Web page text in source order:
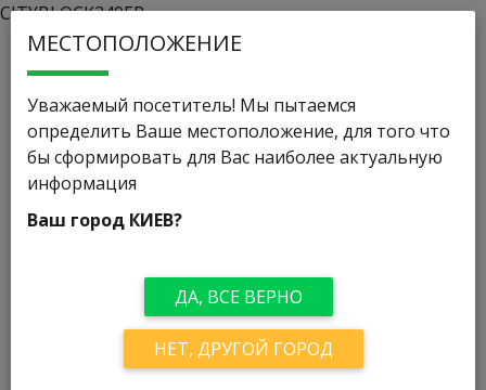
CITYBLOCK349EP
Светильники Swarovski
Система светодиодного
Благоприятную атмосферу можно создать с
помощью системы освещения Crystal StarLed, она
была создана в сочетании с кристаллами и
светодиодами. Эта система обеспечивает
МЕСТОПОЛОЖЕНИЕ
Уважаемый посетитель! Мы пытаемся
определить Ваше местоположение, для того что
бы сформировать для Вас наиболее актуальную
информация
Ваш город КИЕВ?
ДА, ВСЕ ВЕРНО
НЕТ, ДРУГОЙ ГОРОД